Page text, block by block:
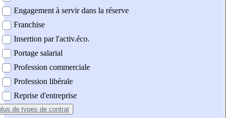
Engagement à servir dans la réserve
Franchise
Insertion par l'activ.éco.
Portage salarial
Profession commerciale
Profession libérale
Reprise d'entreprise
de types de contrat